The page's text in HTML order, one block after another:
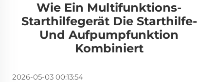
Wie Ein Multifunktions-
Starthilfegerät Die Starthilfe-
Und Aufpumpfunktion
Kombiniert
2026-05-03 00:13:54